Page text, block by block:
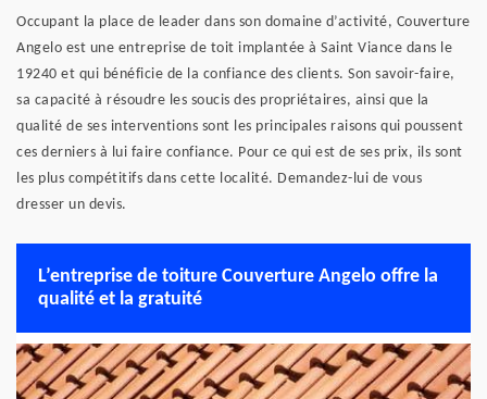
Occupant la place de leader dans son domaine d’activité, Couverture
Angelo est une entreprise de toit implantée à Saint Viance dans le
19240 et qui bénéficie de la confiance des clients. Son savoir-faire,
sa capacité à résoudre les soucis des propriétaires, ainsi que la
qualité de ses interventions sont les principales raisons qui poussent
ces derniers à lui faire confiance. Pour ce qui est de ses prix, ils sont
les plus compétitifs dans cette localité. Demandez-lui de vous
dresser un devis.
L’entreprise de toiture Couverture Angelo offre la
qualité et la gratuité